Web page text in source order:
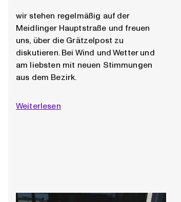
wir stehen regelmäßig auf der
Meidlinger Hauptstraße und freuen
uns, über die Grätzelpost zu
diskutieren. Bei Wind und Wetter und
am liebsten mit neuen Stimmungen
aus dem Bezirk.
Weiterlesen